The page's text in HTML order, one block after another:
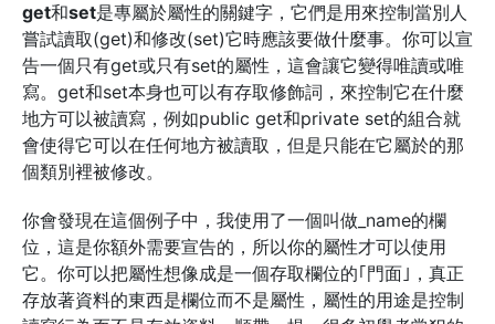
get和set是專屬於屬性的關鍵字，它們是用來控制當別人
嘗試讀取(get)和修改(set)它時應該要做什麼事。你可以宣
告一個只有get或只有set的屬性，這會讓它變得唯讀或唯
寫。get和set本身也可以有存取修飾詞，來控制它在什麼
地方可以被讀寫，例如public get和private set的組合就
會使得它可以在任何地方被讀取，但是只能在它屬於的那
個類別裡被修改。
你會發現在這個例子中，我使用了一個叫做_name的欄
位，這是你額外需要宣告的，所以你的屬性才可以使用
它。你可以把屬性想像成是一個存取欄位的｢門面｣，真正
存放著資料的東西是欄位而不是屬性，屬性的用途是控制